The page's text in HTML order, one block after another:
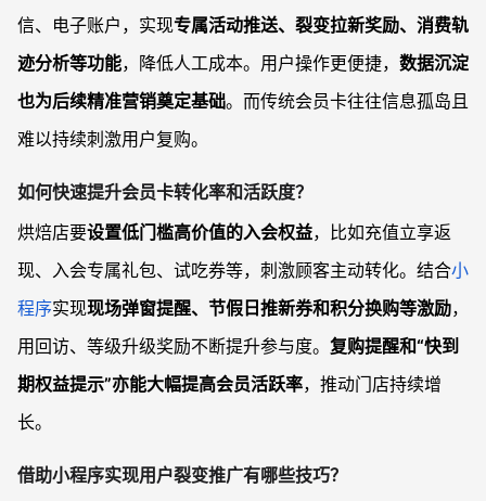
信、电子账户，实现专属活动推送、裂变拉新奖励、消费轨
迹分析等功能，降低人工成本。用户操作更便捷， 数据沉淀
也为后续精准营销奠定基础。而传统会员卡往往信息孤岛且
难以持续刺激用户复购。
如何快速提升会员卡转化率和活跃度？
烘焙店要设置低门槛高价值的入会权益，比如充值立享返
现、入会专属礼包、试吃券等，刺激顾客主动转化。结合小
程序实现现场弹窗提醒、节假日推新券和积分换购等激励，
用回访、等级升级奖励不断提升参与度。 复购提醒和“快到
期权益提示”亦能大幅提高会员活跃率，推动门店持续增
长。
借助小程序实现用户裂变推广有哪些技巧？